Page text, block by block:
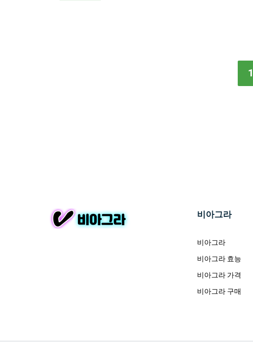
1
비아그라
비아그라
비아그라 효능
비아그라 가격
비아그라 구매